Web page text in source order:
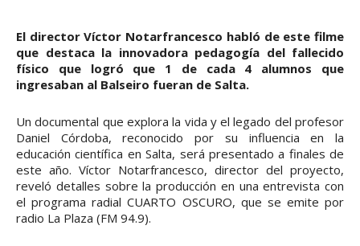
El director Víctor Notarfrancesco habló de este filme
que destaca la innovadora pedagogía del fallecido
físico que logró que 1 de cada 4 alumnos que
ingresaban al Balseiro fueran de Salta.
Un documental que explora la vida y el legado del profesor
Daniel Córdoba, reconocido por su influencia en la
educación científica en Salta, será presentado a finales de
este año. Víctor Notarfrancesco, director del proyecto,
reveló detalles sobre la producción en una entrevista con
el programa radial CUARTO OSCURO, que se emite por
radio La Plaza (FM 94.9).